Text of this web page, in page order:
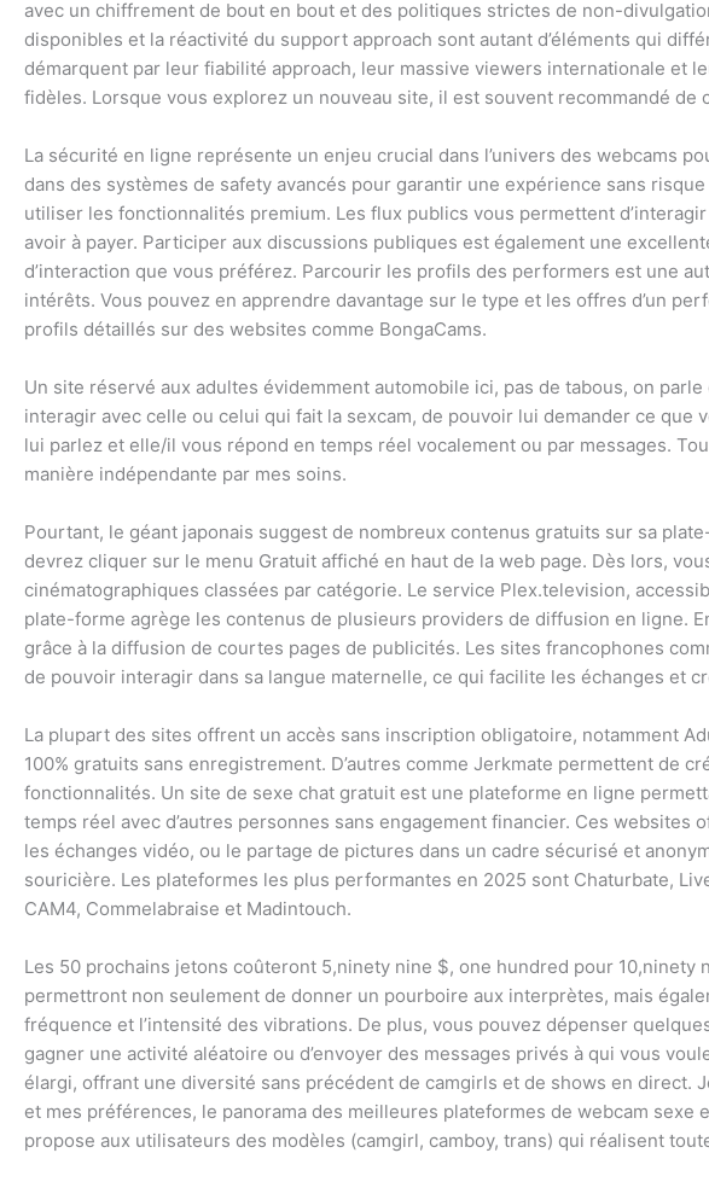
avec un chiffrement de bout en bout et des politiques strictes de non-
disponibles et la réactivité du support approach sont autant d’éléments qui
démarquent par leur fiabilité approach, leur massive viewers internationale et
fidèles. Lorsque vous explorez un nouveau site, il est souvent recommandé de
La sécurité en ligne représente un enjeu crucial dans l’univers des webcams
dans des systèmes de safety avancés pour garantir une expérience sans
utiliser les fonctionnalités premium. Les flux publics vous permettent
avoir à payer. Participer aux discussions publiques est également une
d’interaction que vous préférez. Parcourir les profils des performers est une
intérêts. Vous pouvez en apprendre davantage sur le type et les offres d’un
profils détaillés sur des websites comme BongaCams.
Un site réservé aux adultes évidemment automobile ici, pas de tabous, on
interagir avec celle ou celui qui fait la sexcam, de pouvoir lui demander ce que
lui parlez et elle/il vous répond en temps réel vocalement ou par messages.
manière indépendante par mes soins.
Pourtant, le géant japonais suggest de nombreux contenus gratuits sur sa
devrez cliquer sur le menu Gratuit affiché en haut de la web page. Dès lors,
cinématographiques classées par catégorie. Le service Plex.television,
plate-forme agrège les contenus de plusieurs providers de diffusion en ligne.
grâce à la diffusion de courtes pages de publicités. Les sites francophones
de pouvoir interagir dans sa langue maternelle, ce qui facilite les échanges et
La plupart des sites offrent un accès sans inscription obligatoire, notamment
100% gratuits sans enregistrement. D’autres comme Jerkmate permettent de
fonctionnalités. Un site de sexe chat gratuit est une plateforme en ligne
temps réel avec d’autres personnes sans engagement financier. Ces
les échanges vidéo, ou le partage de pictures dans un cadre sécurisé et
souricière. Les plateformes les plus performantes en 2025 sont Chaturbate,
CAM4, Commelabraise et Madintouch.
Les 50 prochains jetons coûteront 5,ninety nine $, one hundred pour
permettront non seulement de donner un pourboire aux interprètes, mais
fréquence et l’intensité des vibrations. De plus, vous pouvez dépenser
gagner une activité aléatoire ou d’envoyer des messages privés à qui vous
élargi, offrant une diversité sans précédent de camgirls et de shows en direct.
et mes préférences, le panorama des meilleures plateformes de webcam
propose aux utilisateurs des modèles (camgirl, camboy, trans) qui réalisent